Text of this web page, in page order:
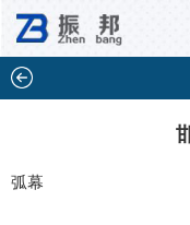
弧幕